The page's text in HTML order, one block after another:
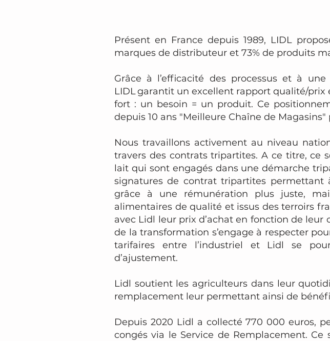
Présent en France depuis 1989, LIDL
marques de distributeur et 73% de produits
Grâce à l’efficacité des processus et à
LIDL garantit un excellent rapport qualité/
fort : un besoin = un produit. Ce
depuis 10 ans "Meilleure Chaîne de
Nous travaillons activement au niveau
travers des contrats tripartites. A ce titre, ce
lait qui sont engagés dans une démarche
signatures de contrat tripartites
grâce à une rémunération plus juste,
alimentaires de qualité et issus des terroirs
avec Lidl leur prix d’achat en fonction de
de la transformation s’engage à respecter
tarifaires entre l’industriel et Lidl se
d’ajustement.
Lidl soutient les agriculteurs dans leur
remplacement leur permettant ainsi de
Depuis 2020 Lidl a collecté 770 000 euros,
congés via le Service de Remplacement.